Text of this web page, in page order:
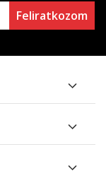
Feliratkozom